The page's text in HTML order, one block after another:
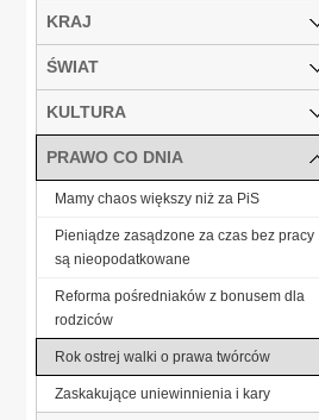
KRAJ
ŚWIAT
KULTURA
PRAWO CO DNIA
Mamy chaos większy niż za PiS
Pieniądze zasądzone za czas bez pracy
są nieopodatkowane
Reforma pośredniaków z bonusem dla
rodziców
Rok ostrej walki o prawa twórców
Zaskakujące uniewinnienia i kary